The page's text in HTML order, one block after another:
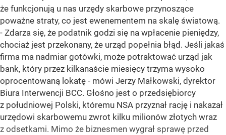
że funkcjonują u nas urzędy skarbowe przynoszące
poważne straty, co jest ewenementem na skalę światową.
- Zdarza się, że podatnik godzi się na wpłacenie pieniędzy,
chociaż jest przekonany, że urząd popełnia błąd. Jeśli jakaś
firma ma nadmiar gotówki, może potraktować urząd jak
bank, który przez kilkanaście miesięcy trzyma wysoko
oprocentowaną lokatę - mówi Jerzy Małkowski, dyrektor
Biura Interwencji BCC. Głośno jest o przedsiębiorcy
z południowej Polski, któremu NSA przyznał rację i nakazał
urzędowi skarbowemu zwrot kilku milionów złotych wraz
z odsetkami. Mimo że biznesmen wygrał sprawę przed